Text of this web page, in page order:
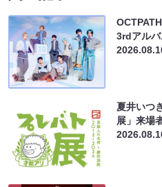
3rdアル
夏井いつ
展」来場